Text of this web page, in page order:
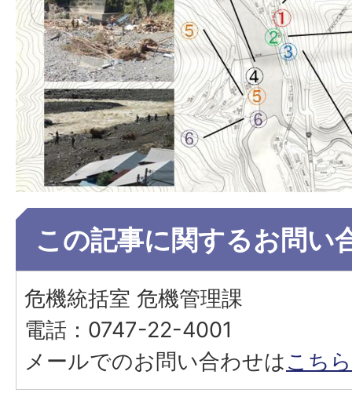
この記事に関するお問い
危機統括室 危機管理課
電話：0747-22-4001
メールでのお問い合わせはこちら